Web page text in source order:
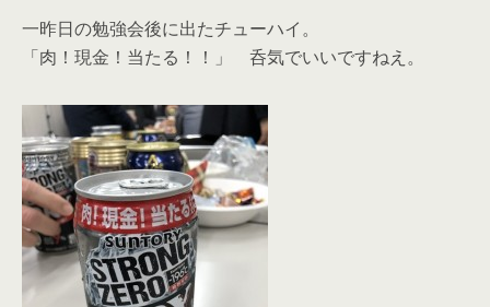
一昨日の勉強会後に出たチューハイ。
「肉！現金！当たる！！」 呑気でいいですねえ。